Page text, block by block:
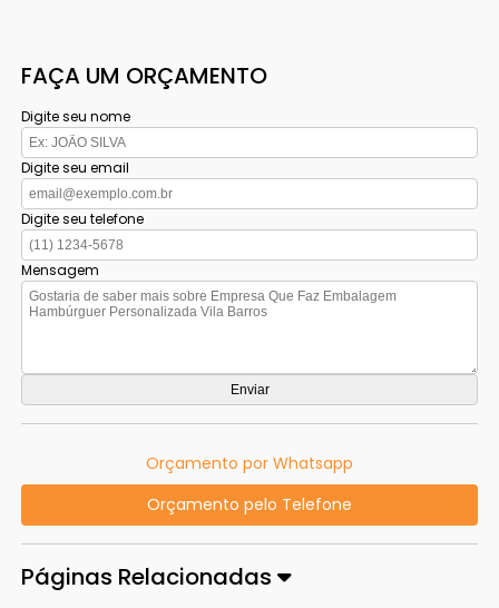
FAÇA UM ORÇAMENTO
Digite seu nome
Digite seu email
Digite seu telefone
Mensagem
Orçamento por Whatsapp
Orçamento pelo Telefone
Páginas Relacionadas